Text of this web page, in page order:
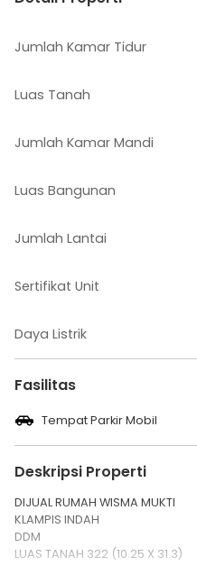
Jumlah Kamar Tidur
Luas Tanah
Jumlah Kamar Mandi
Luas Bangunan
Jumlah Lantai
Sertifikat Unit
Daya Listrik
Fasilitas
Tempat Parkir Mobil
Deskripsi Properti
DIJUAL RUMAH WISMA MUKTI
KLAMPIS INDAH
DDM
LUAS TANAH 322 (10.25 X 31.3)